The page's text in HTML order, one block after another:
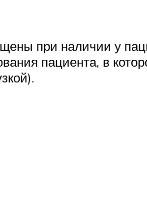
при наличии у
пациента, в